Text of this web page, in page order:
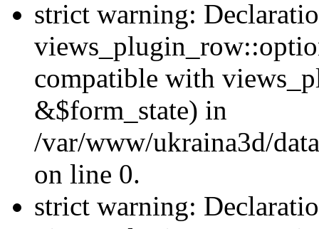
strict warning:
compatible with
&$form_state) in
/var/www/ukraina3d/
on line 0.
strict warning: